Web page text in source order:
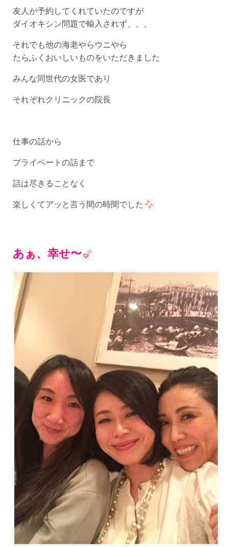
友人が予約してくれていたのですが
ダイオキシン問題で輸入されず、、、
それでも他の海老やらウニやら
たらふくおいしいものをいただきました
みんな同世代の女医であり
それぞれクリニックの院長
仕事の話から
プライベートの話まで
話は尽きることなく
楽しくてアッと言う間の時間でした
あぁ、幸せ〜